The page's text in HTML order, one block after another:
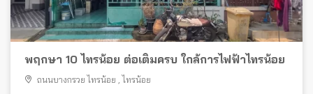
พฤกษา 10 ไทรน้อย ต่อเติมครบ ใกล้การไฟฟ้าไทรน้อย
ถนนบางกรวย ไทรน้อย ไทรน้อย